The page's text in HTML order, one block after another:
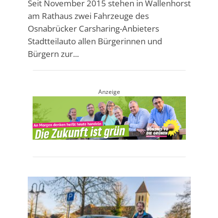
Seit November 2015 stehen in Wallenhorst
am Rathaus zwei Fahrzeuge des
Osnabrücker Carsharing-Anbieters
Stadtteilauto allen Bürgerinnen und
Bürgern zur...
Anzeige